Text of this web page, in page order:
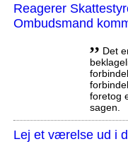
Reagerer
Ombudsmand
,, Det
foretog
sagen.
Lej et værelse ud i